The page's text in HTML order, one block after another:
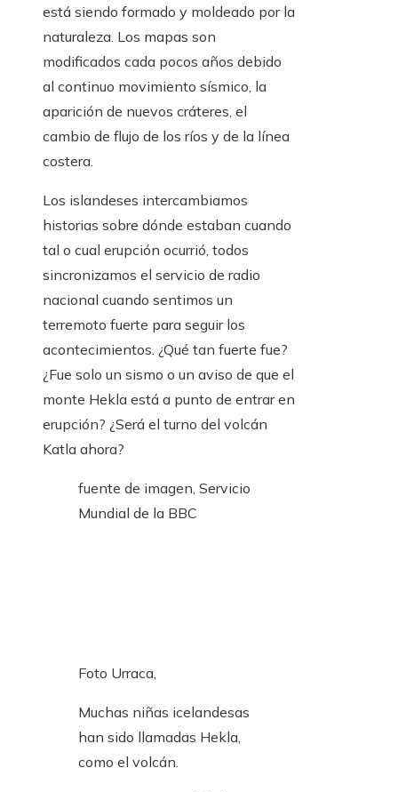
está siendo formado y moldeado por la
naturaleza. Los mapas son
modificados cada pocos años debido
al continuo movimiento sísmico, la
aparición de nuevos cráteres, el
cambio de flujo de los ríos y de la línea
costera.
Los islandeses intercambiamos
historias sobre dónde estaban cuando
tal o cual erupción ocurrió, todos
sincronizamos el servicio de radio
nacional cuando sentimos un
terremoto fuerte para seguir los
acontecimientos. ¿Qué tan fuerte fue?
¿Fue solo un sismo o un aviso de que el
monte Hekla está a punto de entrar en
erupción? ¿Será el turno del volcán
Katla ahora?
fuente de imagen, Servicio
Mundial de la BBC
Foto Urraca,
Muchas niñas icelandesas
han sido llamadas Hekla,
como el volcán.